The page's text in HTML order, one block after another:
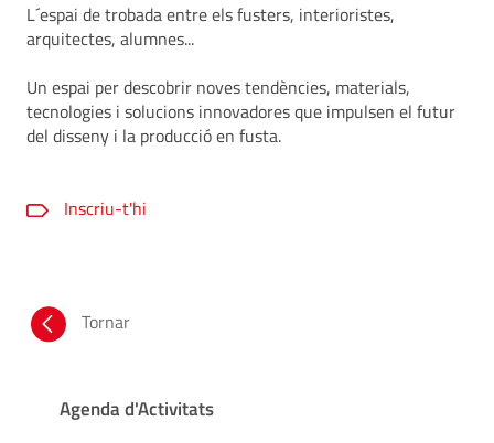
L´espai de trobada entre els fusters, interioristes,
arquitectes, alumnes...
Un espai per descobrir noves tendències, materials,
tecnologies i solucions innovadores que impulsen el futur
del disseny i la producció en fusta.
Inscriu-t'hi
Tornar
Agenda d'Activitats